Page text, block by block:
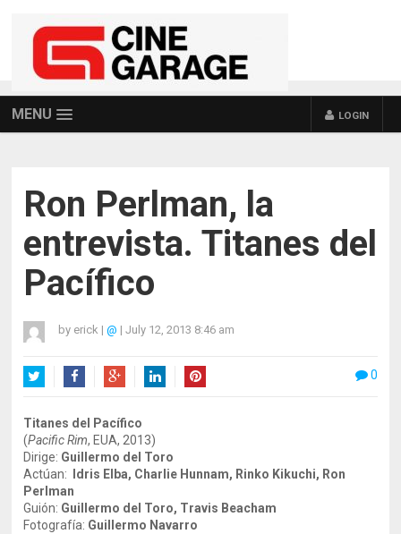
MENU LOGIN
Ron Perlman, la
entrevista. Titanes del
Pacífico
by erick | @ | July 12, 2013 8:46 am
0
Titanes del Pacífico
(Pacific Rim, EUA, 2013)
Dirige: Guillermo del Toro
Actúan:
Idris Elba, Charlie Hunnam, Rinko Kikuchi, Ron
Perlman
Guión: Guillermo del Toro, Travis Beacham
Fotografía: Guillermo Navarro